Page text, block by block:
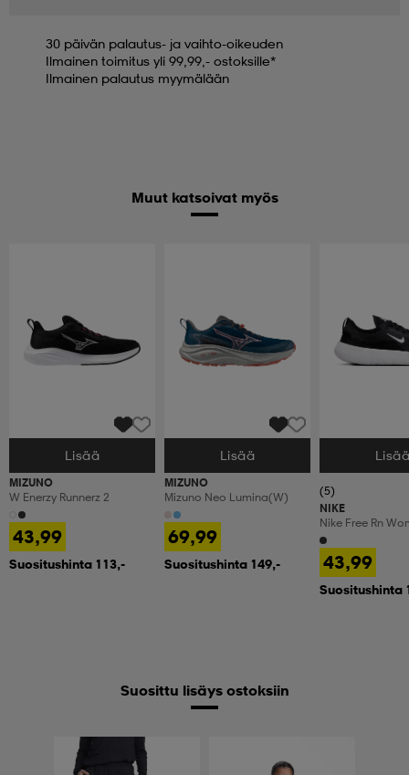
30 päivän palautus- ja vaihto-oikeuden
Ilmainen toimitus yli 99,99,- ostoksille*
Ilmainen palautus myymälään
Muut katsoivat myös
Valitse Koko
Lisää
MIZUNO
W Enerzy Runnerz 2
43,99
Suositushinta 113,-
Valitse Koko
Lisää
MIZUNO
Mizuno Neo Lumina(w)
69,99
Suositushinta 149,-
Valitse Koko
(5)
NIKE
Nike Free Rn
Workout Shoes
43,99
Suositushinta
Suosittu lisäys ostoksiin